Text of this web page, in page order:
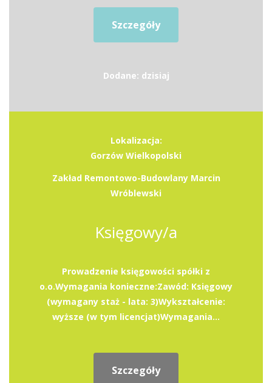
Szczegóły
Dodane: dzisiaj
Lokalizacja:
Gorzów Wielkopolski
Zakład Remontowo-Budowlany Marcin
Wróblewski
Księgowy/a
Prowadzenie księgowości spółki z
o.o.Wymagania konieczne:Zawód: Księgowy
(wymagany staż - lata: 3)Wykształcenie:
wyższe (w tym licencjat)Wymagania...
Szczegóły